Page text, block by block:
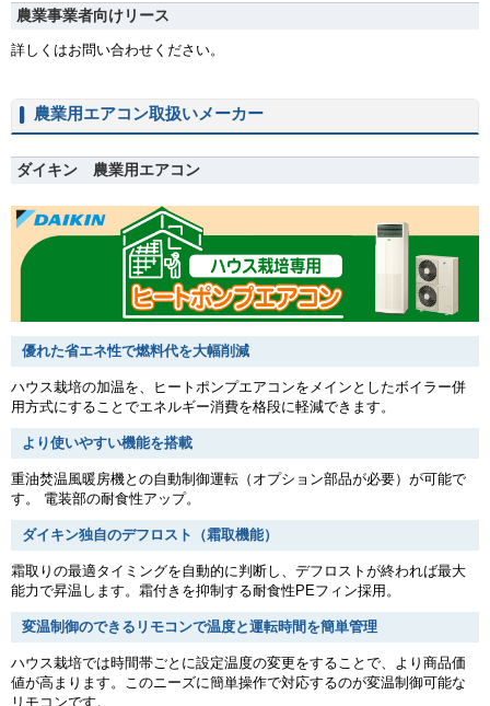
農業事業者向けリース
詳しくはお問い合わせください。
農業用エアコン取扱いメーカー
ダイキン 農業用エアコン
優れた省エネ性で燃料代を大幅削減
ハウス栽培の加温を、ヒートポンプエアコンをメインとしたボイラー併
用方式にすることでエネルギー消費を格段に軽減できます。
より使いやすい機能を搭載
重油焚温風暖房機との自動制御運転（オプション部品が必要）が可能で
す。 電装部の耐食性アップ。
ダイキン独自のデフロスト（霜取機能）
霜取りの最適タイミングを自動的に判断し、デフロストが終われば最大
能力で昇温します。霜付きを抑制する耐食性PEフィン採用。
変温制御のできるリモコンで温度と運転時間を簡単管理
ハウス栽培では時間帯ごとに設定温度の変更をすることで、より商品価
値が高まります。このニーズに簡単操作で対応するのが変温制御可能な
リモコンです。